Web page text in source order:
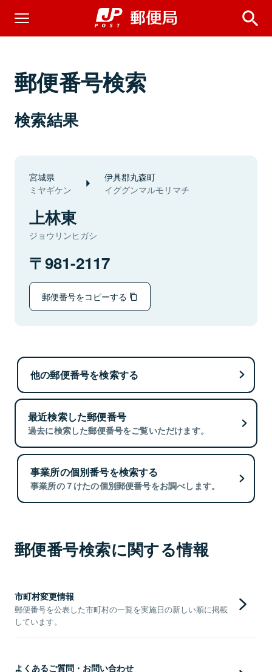
郵便番号検索
検索結果
宮城県
ミヤギケン
伊具郡丸森町
イググンマルモリマチ
上林東
ジョウリンヒガシ
981-2117
郵便番号をコピーする
他の郵便番号を検索する
最近検索した郵便番号
過去に検索した郵便番号をご覧いただけます。
事業所の個別番号を検索する
事業所の７けたの個別郵便番号をお調べします。
郵便番号検索に関する情報
市町村変更情報
郵便番号を公表した市町村の一覧を実施日の新しい順に掲載
しています。
よくあるご質問・お問い合わせ